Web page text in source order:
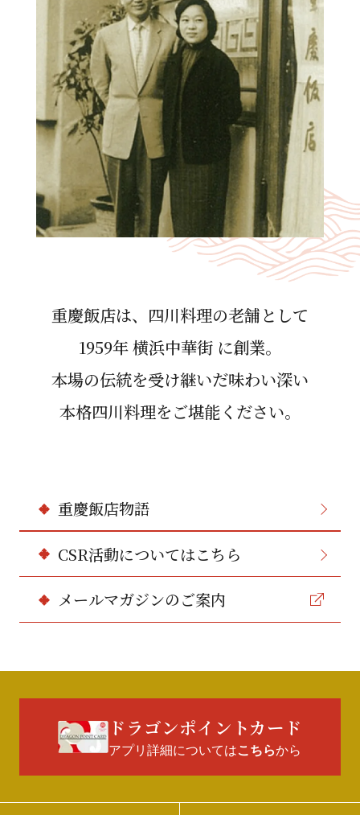
重慶飯店は、四川料理の⽼舗として
1959年 横浜中華街 に創業。
本場の伝統を受け継いだ味わい深い
本格四川料理をご堪能ください。
重慶飯店物語
CSR活動についてはこちら
メールマガジンのご案内
ドラゴンポイントカード
アプリ詳細についてはこちらから